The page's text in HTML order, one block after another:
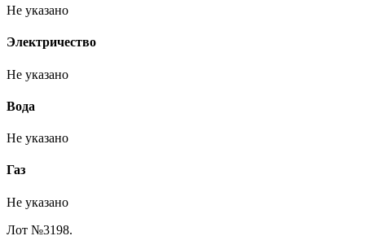
Не указано
Электричество
Не указано
Вода
Не указано
Газ
Не указано
Лот №3198.